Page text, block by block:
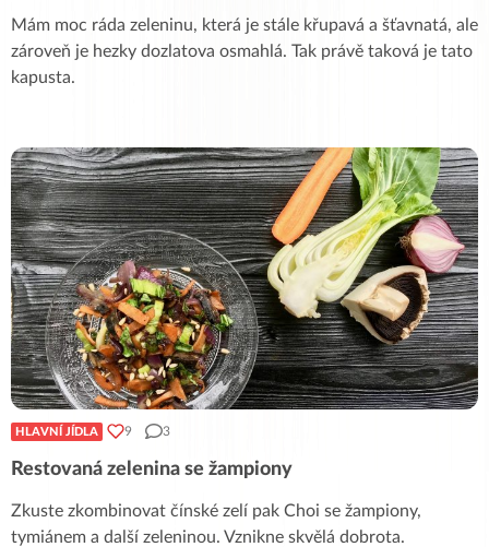
Mám moc ráda zeleninu, která je stále křupavá a šťavnatá, ale
zároveň je hezky dozlatova osmahlá. Tak právě taková je tato
kapusta.
HLAVNÍ JÍDLA 9 3
Restovaná zelenina se žampiony
Zkuste zkombinovat čínské zelí pak Choi se žampiony,
tymiánem a další zeleninou. Vznikne skvělá dobrota.